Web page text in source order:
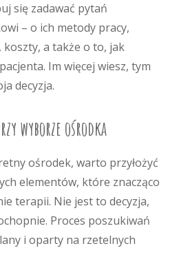
się zadawać pytań
– o ich metody pracy,
a także o to, jak
Im więcej wiesz, tym
decyzja.
wyborze ośrodka
ośrodek, warto przyłożyć
elementów, które znacząco
terapii. Nie jest to decyzja,
Proces poszukiwań
i oparty na rzetelnych